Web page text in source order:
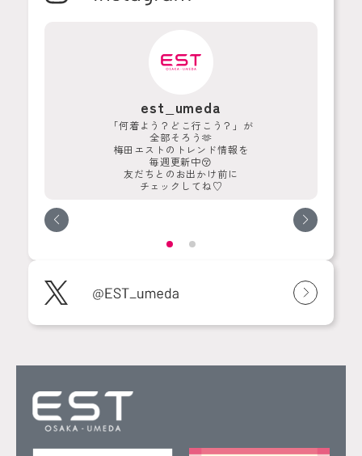
est_umeda
「何着よう？どこ行こう？」が
全部そろう🫶
梅田エストのトレンド情報を
毎週更新中😚
友だちとのお出かけ前に
チェックしてね♡